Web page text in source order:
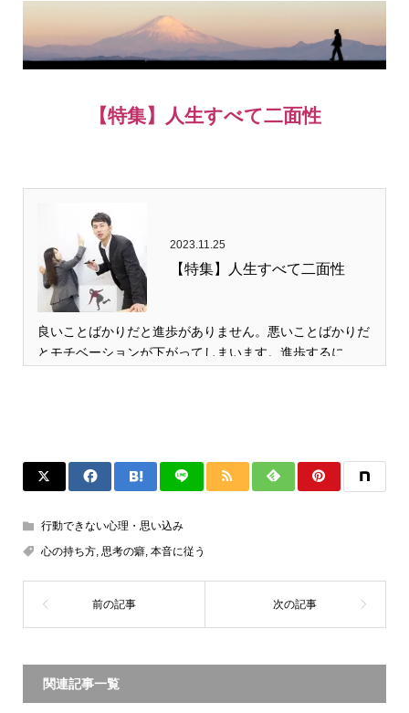
【特集】人生すべて二面性
2023.11.25
【特集】人生すべて二面性
良いことばかりだと進歩がありません。悪いことばかりだ
とモチベーションが下がってしまいます。進歩するに…
行動できない心理・思い込み
心の持ち方, 思考の癖, 本音に従う
関連記事一覧